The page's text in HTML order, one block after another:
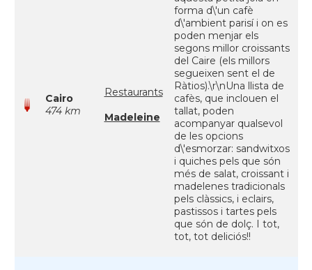
Cairo
474 km
Restaurants
Madeleine
forma d\'un cafè
d\'ambient parisí i on es
poden menjar els
segons millor croissants
del Caire (els millors
segueixen sent el de
Ràtios).\r\nUna llista de
cafès, que inclouen el
tallat, poden
acompanyar qualsevol
de les opcions
d\'esmorzar: sandwitxos
i quiches pels que són
més de salat, croissant i
madelenes tradicionals
pels clàssics, i eclairs,
pastissos i tartes pels
que són de dolç. I tot,
tot, tot deliciós!!